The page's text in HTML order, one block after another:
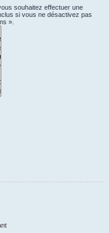
souhaitez effectuer une
si vous ne désactivez pas
».